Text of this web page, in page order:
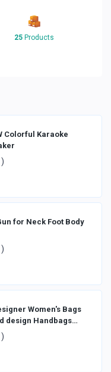
25 Products
Colorful Karaoke
for Neck Foot Body
Women′s Bags
design Handbags